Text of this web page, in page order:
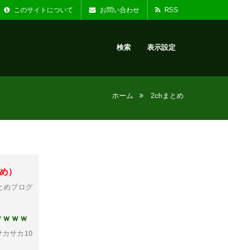
。 お知らせ :
このサイトについて お問い合わせ RSS
検索 表示設定
ホーム 2chまとめ
）
めブログ
ｗｗ
サカ10